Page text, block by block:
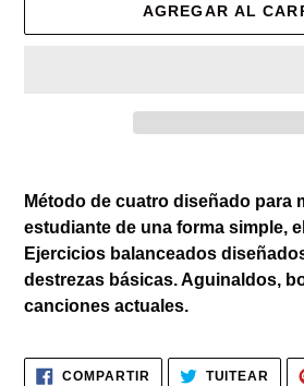
AGREGAR AL
el
a
tu
carrito
de
Método de cuatro diseñado para
estudiante de una forma simple,
Ejercicios balanceados
destrezas básicas. Aguinaldos,
canciones actuales.
COMPARTIR COMPARTIRTUITEAR